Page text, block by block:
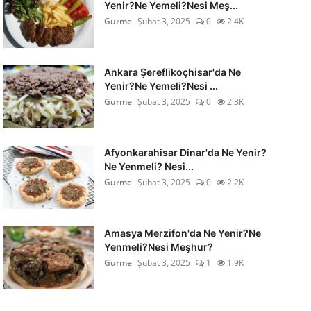
Yenir?Ne Yemeli?Nesi Meş...
Gurme Şubat 3, 2025 0 2.4K
Ankara Şereflikoçhisar'da Ne
Yenir?Ne Yemeli?Nesi ...
Gurme Şubat 3, 2025 0 2.3K
Afyonkarahisar Dinar'da Ne Yenir?
Ne Yenmeli? Nesi...
Gurme Şubat 3, 2025 0 2.2K
Amasya Merzifon'da Ne Yenir?Ne
Yenmeli?Nesi Meşhur?
Gurme Şubat 3, 2025 1 1.9K